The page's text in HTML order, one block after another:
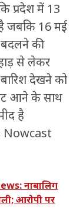
प्रदेश में 13
जबकि 16 मई
बदलने की
से लेकर
देखने को
आने के साथ
है
नाबालिग
आरोपी पर